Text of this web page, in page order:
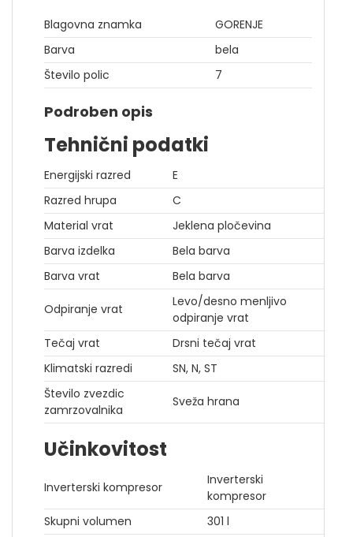
Blagovna znamka
GORENJE
Barva
bela
Število polic
7
Podroben opis
Tehnični podatki
Energijski razred
E
Razred hrupa
C
Material vrat
Jeklena pločevina
Barva izdelka
Bela barva
Barva vrat
Bela barva
Odpiranje vrat
Levo/desno menljivo
odpiranje vrat
Tečaj vrat
Drsni tečaj vrat
Klimatski razredi
SN, N, ST
Število zvezdic
zamrzovalnika
Sveža hrana
Učinkovitost
Inverterski kompresor
Inverterski
kompresor
Skupni volumen
301 l